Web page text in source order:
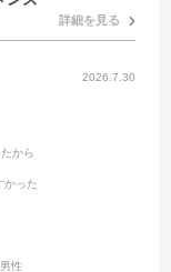
詳細を見る
2026.7.30
から
った
男性